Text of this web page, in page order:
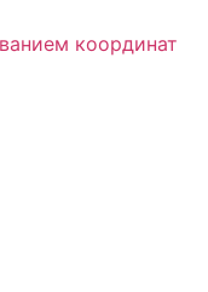
координат